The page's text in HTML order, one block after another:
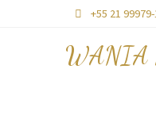
 +55 21
WANIA